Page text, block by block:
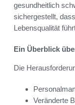
gesundheitlich
sichergestellt,
Lebensqualität
Ein Überblick
Die
Veränderte